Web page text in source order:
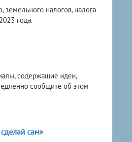
налогов, налога
года.
содержащие идеи,
сообщите об этом
сам»